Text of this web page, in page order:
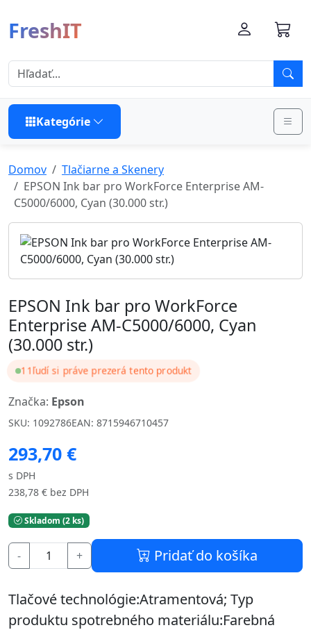
FreshIT
Kategórie
Domov
Tlačiarne a Skenery
EPSON Ink bar pro WorkForce Enterprise AM-
C5000/6000, Cyan (30.000 str.)
EPSON Ink bar pro WorkForce
Enterprise AM-C5000/6000, Cyan
(30.000 str.)
11ľudí si práve prezerá tento produkt
Značka: Epson
SKU: 1092786EAN: 8715946710457
293,70 €
s DPH
238,78 € bez DPH
Skladom (2 ks)
- + Pridať do košíka
Tlačové technológie:Atramentová; Typ
produktu spotrebného materiálu:Farebná